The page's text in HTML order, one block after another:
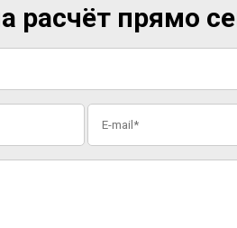
расчёт прямо